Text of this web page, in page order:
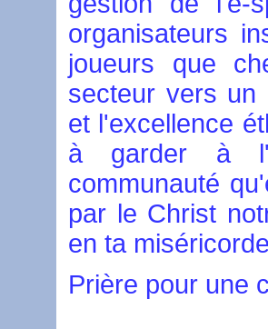
organisateurs
joueurs que
secteur vers un
et l'excellence
à garder à
communauté
par le Christ
en ta
Prière pour une